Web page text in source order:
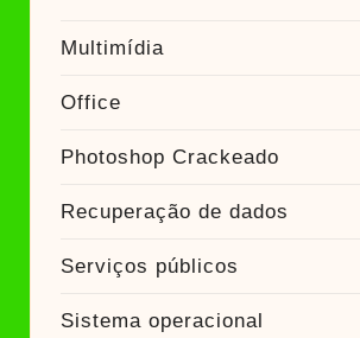
Multimídia
Office
Photoshop Crackeado
Recuperação de dados
Serviços públicos
Sistema operacional